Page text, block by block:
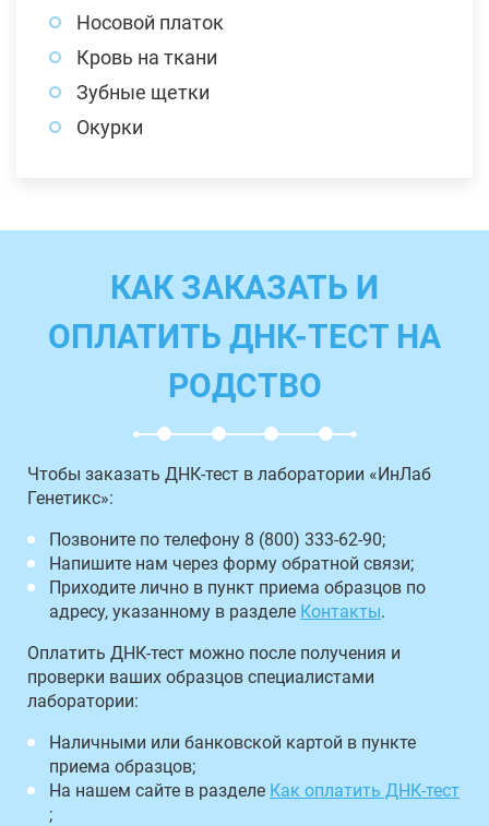
Носовой платок
Кровь на ткани
Зубные щетки
Окурки
КАК ЗАКАЗАТЬ И
ОПЛАТИТЬ ДНК-ТЕСТ НА
РОДСТВО
Чтобы заказать ДНК-тест в лаборатории «ИнЛаб
Генетикс»:
Позвоните по телефону 8 (800) 333-62-90;
Напишите нам через форму обратной связи;
Приходите лично в пункт приема образцов по
адресу, указанному в разделе Контакты.
Оплатить ДНК-тест можно после получения и
проверки ваших образцов специалистами
лаборатории:
Наличными или банковской картой в пункте
приема образцов;
На нашем сайте в разделе Как оплатить ДНК-тест
;